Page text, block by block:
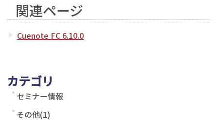
関連ページ
Cuenote FC 6.10.0
カテゴリ
セミナー情報
その他(1)